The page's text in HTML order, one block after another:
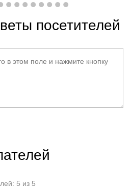
посетителей
5 из 5